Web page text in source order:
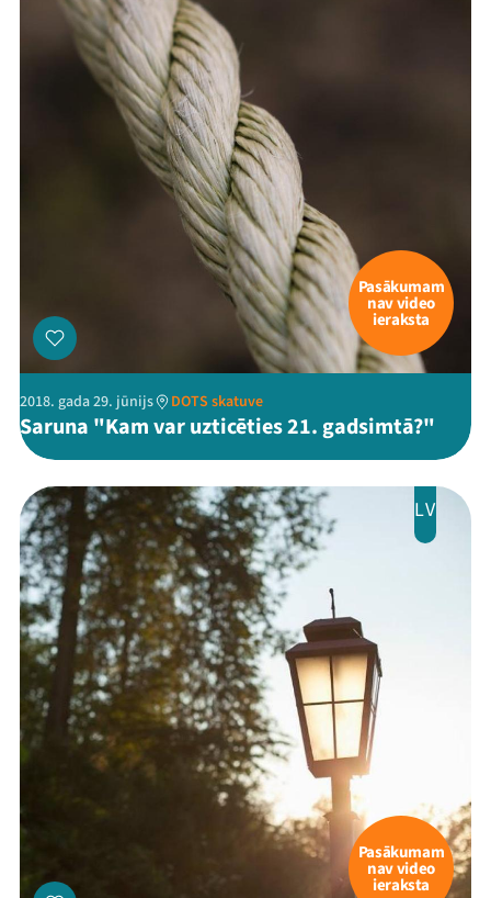
Pasākumam
nav video
ieraksta
2018. gada 29. jūnijs DOTS skatuve
Saruna "Kam var uzticēties 21. gadsimtā?"
LV
Pasākumam
nav video
ieraksta